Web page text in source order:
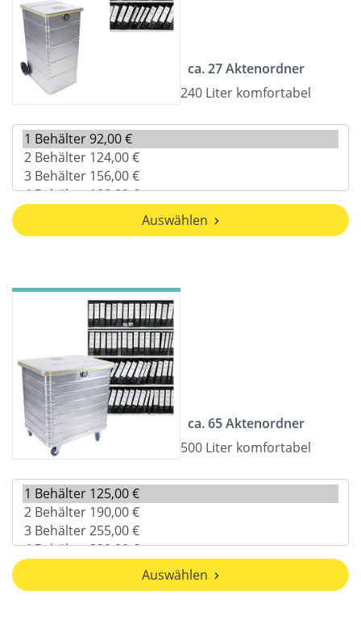
ca. 27 Aktenordner
240 Liter komfortabel
Auswählen
ca. 65 Aktenordner
500 Liter komfortabel
Auswählen